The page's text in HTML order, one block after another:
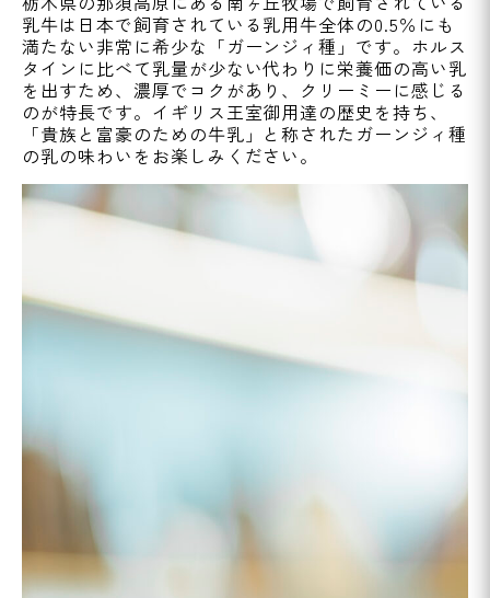
乳牛は日本で飼育されている乳用牛全体の0.5％にも
満たない非常に希少な「ガーンジィ種」です。ホルス
タインに比べて乳量が少ない代わりに栄養価の高い乳
を出すため、濃厚でコクがあり、クリーミーに感じる
のが特長です。イギリス王室御用達の歴史を持ち、
「貴族と富豪のための牛乳」と称されたガーンジィ種
の乳の味わいをお楽しみください。